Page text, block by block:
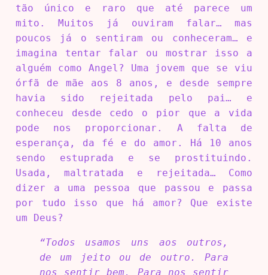
tão único e raro que até parece um
mito. Muitos já ouviram falar… mas
poucos já o sentiram ou conheceram… e
imagina tentar falar ou mostrar isso a
alguém como Angel? Uma jovem que se viu
órfã de mãe aos 8 anos, e desde sempre
havia sido rejeitada pelo pai… e
conheceu desde cedo o pior que a vida
pode nos proporcionar. A falta de
esperança, da fé e do amor. Há 10 anos
sendo estuprada e se prostituindo.
Usada, maltratada e rejeitada… Como
dizer a uma pessoa que passou e passa
por tudo isso que há amor? Que existe
um Deus?
“Todos usamos uns aos outros,
de um jeito ou de outro. Para
nos sentir bem. Para nos sentir